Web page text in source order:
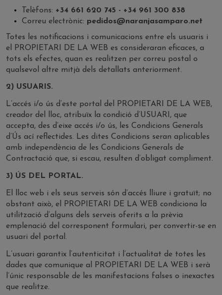
Telèfons: +34 661 620 745 - +34 961 300 838
Correu electrònic: pedidos@naranjasamparo.net
Totes les notificacions i comunicacions entre els usuaris i
el PROPIETARI DE LA WEB es consideraran eficaces, a
tots els efectes, quan es realitzen per correu postal o
qualsevol altre mitjà dels detallats anteriorment.
2) USUARIS.
L’accés i/o ús d’este portal del PROPIETARI DE LA WEB,
creador del lloc, atribuïx la condició d’USUARI, que
accepta, des d’eixe accés i/o ús, les Condicions Generals
d’Ús ací reflectides. Les dites Condicions seran aplicables
amb independència de les Condicions Generals de
Contractació que, si escau, resulten d’obligat compliment.
3) ÚS DEL PORTAL.
El lloc web i els seus serveis són d’accés lliure i gratuït; no
obstant això, el PROPIETARI DE LA WEB condiciona la
utilització d’alguns dels serveis oferits a la prèvia
emplenació del corresponent formulari, per convertir-se en
usuari del portal.
L’usuari garantix l’autenticitat i l’actualitat de totes les
dades que comunique al PROPIETARI DE LA WEB i serà
l’únic responsable de les manifestacions falses o inexactes
que realitze.